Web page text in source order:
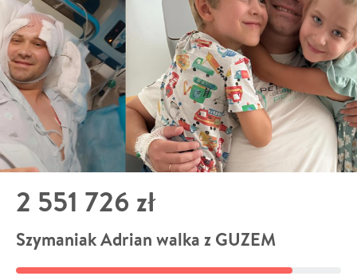
2 551 726 zł
Szymaniak Adrian walka z GUZEM